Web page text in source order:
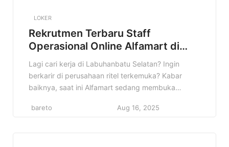
LOKER
Rekrutmen Terbaru Staff
Operasional Online Alfamart di
Labuhanbatu Selatan Terbaru
Lagi cari kerja di Labuhanbatu Selatan? Ingin
berkarir di perusahaan ritel terkemuka? Kabar
baiknya, saat ini Alfamart sedang membuka
wilayah Labuhanbatu Selatan! Informasi ini sangat
bareto Aug 16, 2025